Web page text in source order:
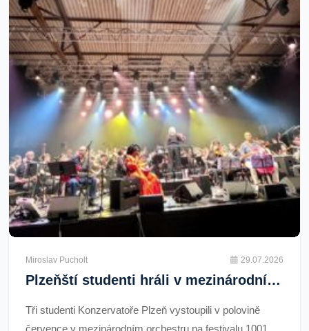
Miroslav Pucholt 29.07.2026
Plzeňští studenti hráli v mezinárodním orchestru v Limoges. Představili symfonický rap
Tři studenti Konzervatoře Plzeň vystoupili v polovině
července v mezinárodním orchestru na festivalu 1001